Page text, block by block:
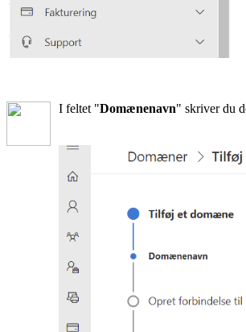
I feltet "Domænenavn" skriver du